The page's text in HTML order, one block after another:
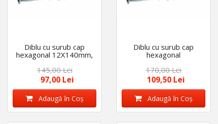
Diblu cu surub cap
hexagonal 12X140mm,
50 buc/cutie
145,00 Lei
97,00 Lei
Adaugă în Coş
Diblu cu surub cap
hexagonal
12X160mm,50 buc/cutie
170,00 Lei
109,50 Lei
Adaugă în Coş